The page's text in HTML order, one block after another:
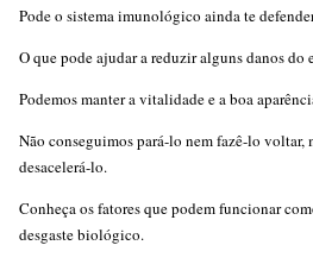
Pode o sistema imunológico ainda te
O que pode ajudar a reduzir alguns danos do
Podemos manter a vitalidade e a boa
Não conseguimos pará-lo nem fazê-lo voltar,
desacelerá-lo.
Conheça os fatores que podem funcionar
desgaste biológico.